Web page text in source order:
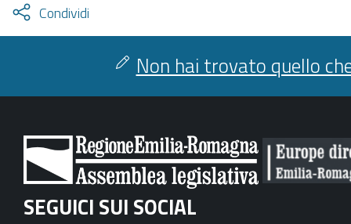
Condividi
facebook
twitter
Attiva
condividi
Non hai trovato quello
SEGUICI SUI SOCIAL